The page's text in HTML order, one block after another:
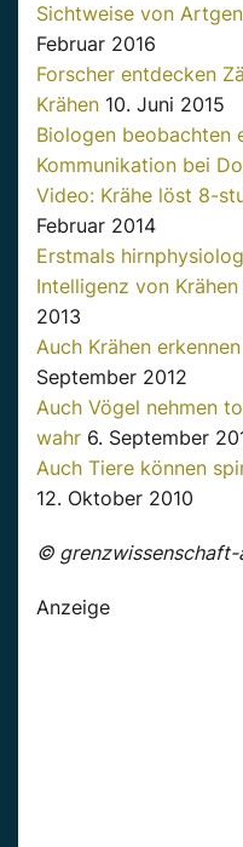
Sichtweise von
Februar 2016
Forscher entdecken
Krähen 10. Juni 2015
Biologen beobachten
Kommunikation bei
Video: Krähe löst 8-
Februar 2014
Erstmals
Intelligenz von
2013
Auch Krähen
September 2012
Auch Vögel nehmen
wahr 6. September
Auch Tiere können
12. Oktober 2010
© grenzwissenschaft-
Anzeige